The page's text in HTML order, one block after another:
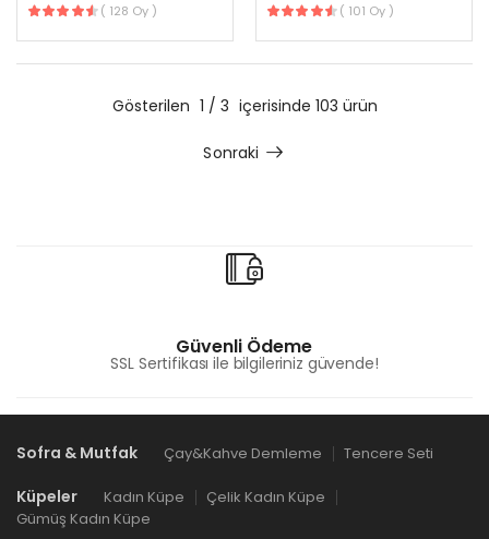
( 128 Oy ) ( 101 Oy )
Gösterilen 1 / 3 içerisinde 103 ürün
Sonraki
Güvenli Ödeme
SSL Sertifikası ile bilgileriniz güvende!
Sofra & Mutfak Çay&Kahve Demleme Tencere Seti
Küpeler Kadın Küpe
Çelik Kadın Küpe
Gümüş Kadın Küpe